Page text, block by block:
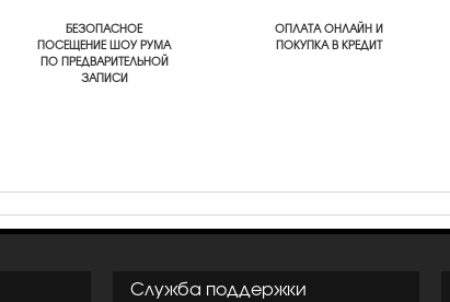
БЕЗОПАСНОЕ
ПОСЕЩЕНИЕ ШОУ РУМА
ПО ПРЕДВАРИТЕЛЬНОЙ
ЗАПИСИ
ОПЛАТА ОНЛАЙН И
ПОКУПКА В КРЕДИТ
Служба поддержки